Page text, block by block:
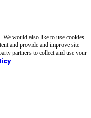
We would also like to use cookies
and provide and improve site
partners to collect and use your
.